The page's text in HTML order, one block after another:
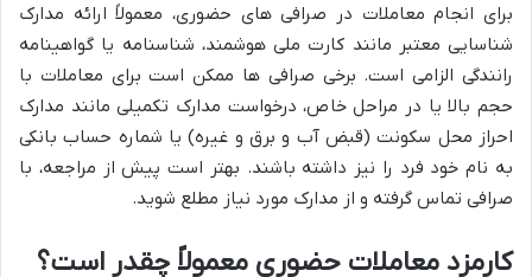
برای انجام معاملات در صرافی های حضوری، معمولاً ارائه مدارک
شناسایی معتبر مانند کارت ملی هوشمند، شناسنامه یا گواهینامه
رانندگی الزامی است. برخی صرافی ها ممکن است برای معاملات با
حجم بالا یا در مراحل خاص، درخواست مدارک تکمیلی مانند مدارک
احراز محل سکونت (قبض آب و برق و غیره) یا شماره حساب بانکی
به نام خود فرد را نیز داشته باشند. بهتر است پیش از مراجعه، با
صرافی تماس گرفته و از مدارک مورد نیاز مطلع شوید.
کارمزد معاملات حضوری معمولاً چقدر است؟